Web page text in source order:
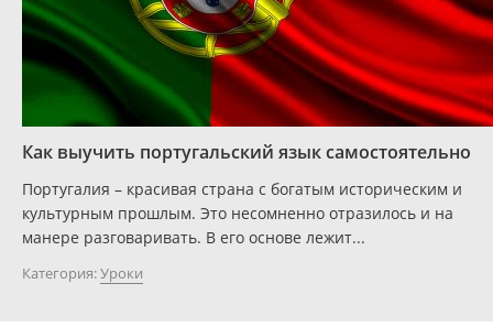
Как выучить португальский язык самостоятельно
Португалия – красивая страна с богатым историческим и
культурным прошлым. Это несомненно отразилось и на
манере разговаривать. В его основе лежит...
Категория:Уроки